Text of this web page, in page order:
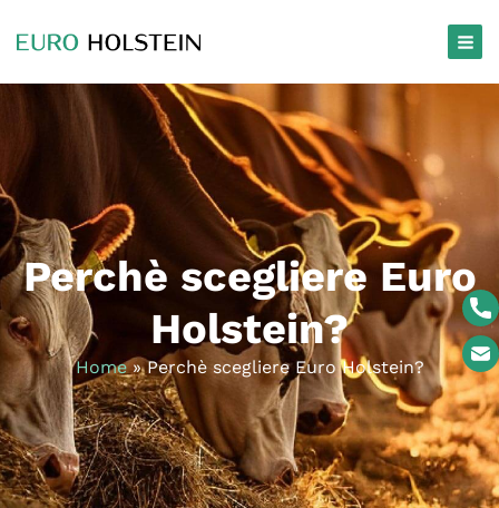
Menu
Perchè scegliere Euro
Holstein?
Home»Perchè scegliere Euro Holstein?